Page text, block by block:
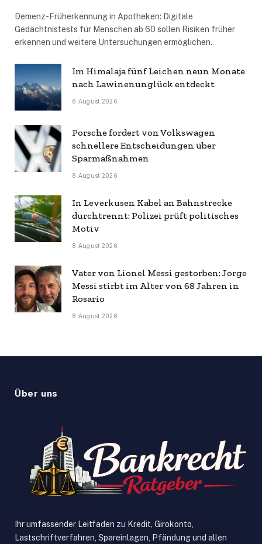
Demenz-Früherkennung in Apotheken: Digitale
Gedächtnistests für Menschen ab 60 sollen Risiken früher
erkennen und weitere Untersuchungen ermöglichen.
Im Himalaja fünf Leichen neun Monate
nach Lawinenunglück entdeckt
8 August 2026
Porsche fordert von Volkswagen
schnellere Entscheidungen über
Sparmaßnahmen
8 August 2026
In Leverkusen Kabel an Bahnstrecke
durchtrennt: Polizei prüft politisches
Motiv
8 August 2026
Vater von Lionel Messi gestorben: Jorge
Messi stirbt im Alter von 68 Jahren in
Rosario
8 August 2026
Über uns
Ihr umfassender Leitfaden zu Kredit, Girokonto,
Lastschriftverfahren, Spareinlagen, Pfändung und allen